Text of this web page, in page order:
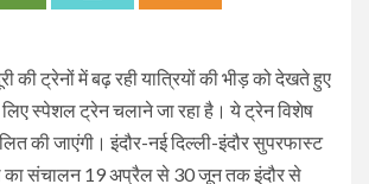
की ट्रेनों में बढ़ रही यात्रियों की भीड़ को देखते हुए
स्पेशल ट्रेन चलाने जा रहा है। ये ट्रेन विशेष
की जाएंगी। इंदौर-नई दिल्ली-इंदौर सुपरफास्ट
का संचालन 19 अप्रैल से 30 जून तक इंदौर से